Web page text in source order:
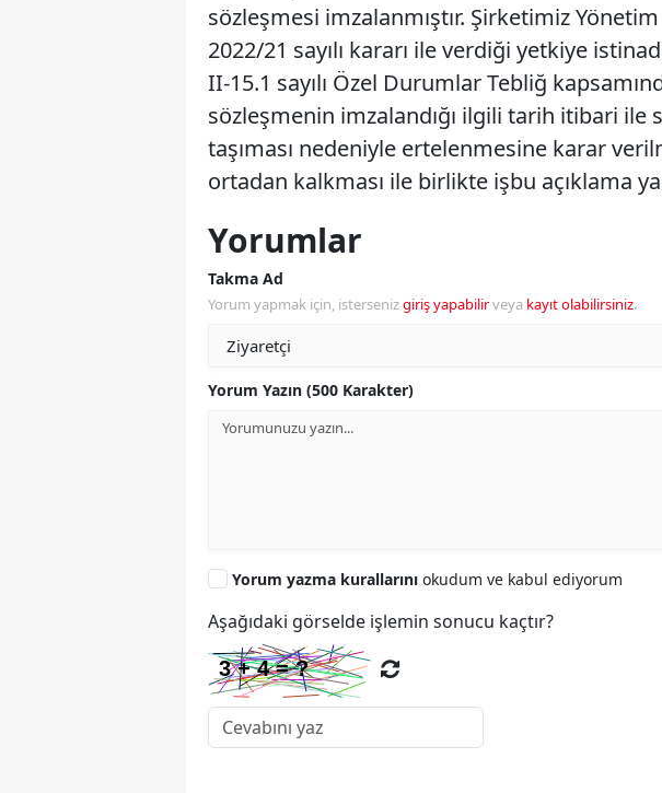
sözleşmesi imzalanmıştır. Şirketimiz
2022/21 sayılı kararı ile verdiği yetkiye
II-15.1 sayılı Özel Durumlar Tebliğ
sözleşmenin imzalandığı ilgili tarih itibari ile
taşıması nedeniyle ertelenmesine karar
ortadan kalkması ile birlikte işbu açıklama
Yorumlar
Takma Ad
Yorum yapmak için, istersenizgiriş yapabilirveya kayıt olabilirsiniz.
Yorum Yazın (500 Karakter)
Yorum yazma kurallarını okudum ve kabul ediyorum
Aşağıdaki görselde işlemin sonucu kaçtır?